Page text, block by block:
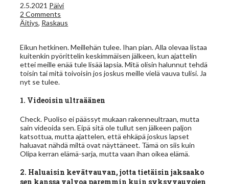
2.5.2021 Päivi
2 Comments
Äitiys, Raskaus
Eikun hetkinen. Meillehän tulee. Ihan pian. Alla olevaa listaa
kuitenkin pyörittelin keskimmäisen jälkeen, kun ajattelin
ettei meille enää tule lisää lapsia. Mitä olisin halunnut tehdä
toisin tai mitä toivoisin jos joskus meille vielä vauva tulisi. Ja
nyt se tulee.
1. Videoisin ultraäänen
Check. Puoliso ei päässyt mukaan rakenneultraan, mutta
sain videoida sen. Eipä sitä ole tullut sen jälkeen paljon
katsottua, mutta ajattelen, että ehkäpä joskus lapset
haluavat nähdä miltä ovat näyttäneet. Tämä on siis kuin
Olipa kerran elämä-sarja, mutta vaan ihan oikea elämä.
2. Haluaisin kevätvauvan, jotta tietäisin jaksaako
sen kanssa valvoa paremmin kuin syksyvauvojen